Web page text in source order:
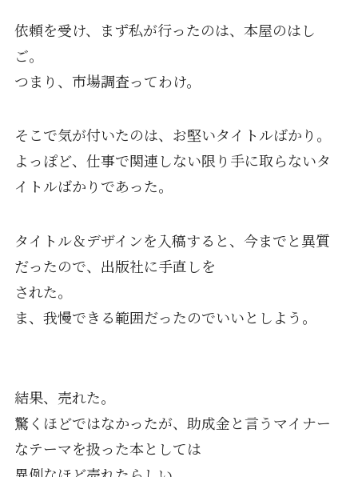
依頼を受け、まず私が行ったのは、本屋のはし
ご。
つまり、市場調査ってわけ。
そこで気が付いたのは、お堅いタイトルばかり。
よっぽど、仕事で関連しない限り手に取らないタ
イトルばかりであった。
タイトル＆デザインを入稿すると、今までと異質
だったので、出版社に手直しを
された。
ま、我慢できる範囲だったのでいいとしよう。
結果、売れた。
驚くほどではなかったが、助成金と言うマイナー
なテーマを扱った本としては